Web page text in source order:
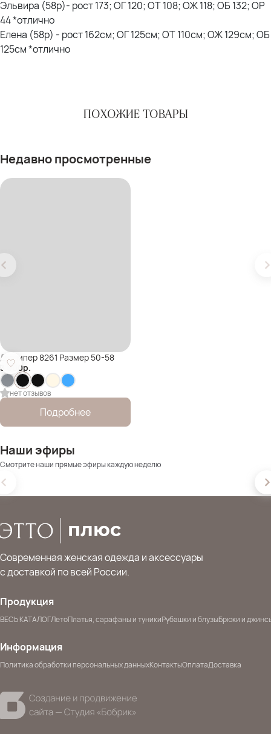
Эльвира (58р)- рост 173; ОГ 120; ОТ 108; ОЖ 118; ОБ 132; ОР
44 *отлично
Елена (58р) - рост 162см; ОГ 125см; ОТ 110см; ОЖ 129см; ОБ
125см *отлично
ПОХОЖИЕ ТОВАРЫ
Недавно просмотренные
Джемпер 8261 Размер 50-58
3 000р.
нет отзывов
Подробнее
Наши эфиры
Смотрите наши прямые эфиры каждую неделю
Современная женская одежда и аксессуары
с доставкой по всей России.
Продукция
ВЕСЬ КАТАЛОГЛетоПлатья, сарафаны и туникиРубашки и блузыБрюки и
Информация
Политика обработки персональных данныхКонтактыОплатаДоставка